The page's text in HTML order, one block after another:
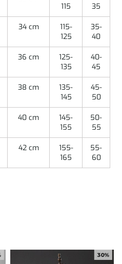
115
35
34 cm
115-
125
35-
40
36 cm
125-
135
40-
45
38 cm
135-
145
45-
50
40 cm
145-
155
50-
55
42 cm
155-
165
55-
60
30%